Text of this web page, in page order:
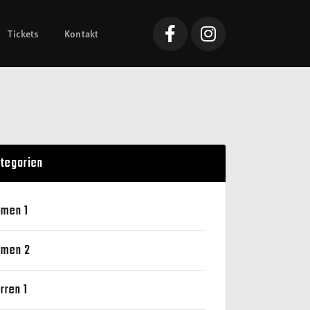
Tickets Kontakt
1
2
1